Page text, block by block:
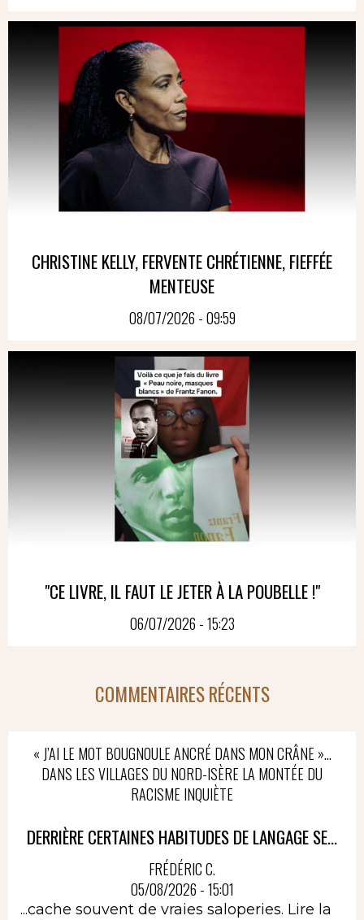
CHRISTINE KELLY, FERVENTE CHRÉTIENNE, FIEFFÉE
MENTEUSE
08/07/2026 - 09:59
"CE LIVRE, IL FAUT LE JETER À LA POUBELLE !"
06/07/2026 - 15:23
COMMENTAIRES RÉCENTS
« J’AI LE MOT BOUGNOULE ANCRÉ DANS MON CRÂNE »…
DANS LES VILLAGES DU NORD-ISÈRE LA MONTÉE DU
RACISME INQUIÈTE
DERRIÈRE CERTAINES HABITUDES DE LANGAGE SE...
FRÉDÉRIC C.
05/08/2026 - 15:01
...cache souvent de vraies saloperies. Lire la